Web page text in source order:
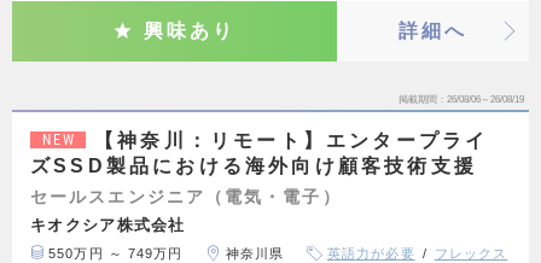
興味あり 詳細へ
掲載期間 26/08/06～26/08/19
NEW
【神奈川：リモート】エンタープライ
ズSSD製品における海外向け顧客技術支援
セールスエンジニア（電気・電子）
キオクシア株式会社
550万円 ～ 749万円 神奈川県 英語力が必要
フレックス